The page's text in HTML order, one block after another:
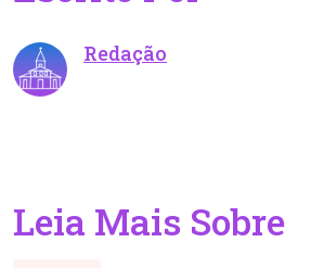
Redação
Leia Mais Sobre